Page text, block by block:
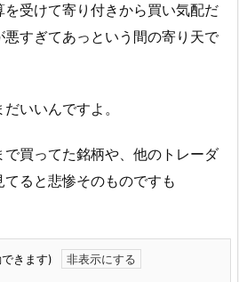
受けて寄り付きから買い気配だ
すぎてあっという間の寄り天で
いいんですよ。
買ってた銘柄や、他のトレーダ
ると悲惨そのものですも
きます)